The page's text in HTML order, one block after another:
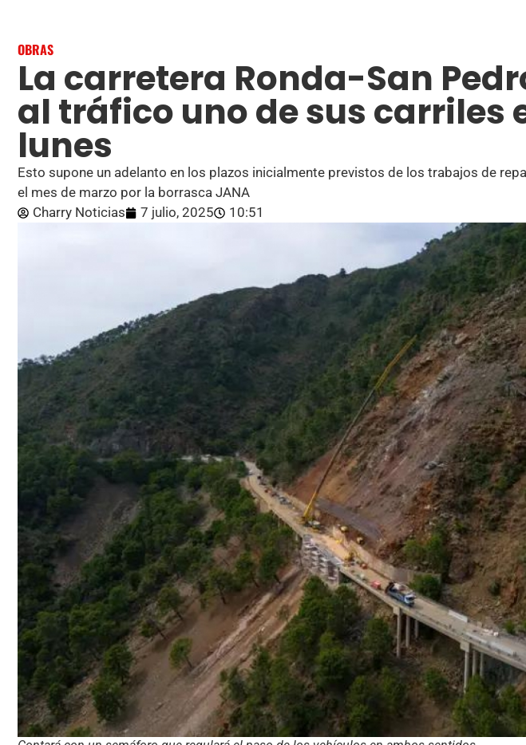
OBRAS
La carretera Ronda-San
al tráfico uno de sus carriles
lunes
Esto supone un adelanto en los plazos inicialmente previstos de los trabajos de
el mes de marzo por la borrasca JANA
Charry Noticias
7 julio, 2025 10:51